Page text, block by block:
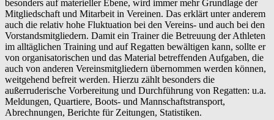
besonders auf materieller Ebene, wird immer mehr Grundlage der
Mitgliedschaft und Mitarbeit in Vereinen. Das erklärt unter anderem
auch die relativ hohe Fluktuation bei den Vereins- und auch bei den
Vorstandsmitgliedern. Damit ein Trainer die Betreuung der Athleten
im alltäglichen Training und auf Regatten bewältigen kann, sollte er
von organisatorischen und das Material betreffenden Aufgaben, die
auch von anderen Vereinsmitgliedern übernommen werden können,
weitgehend befreit werden. Hierzu zählt besonders die
außerruderische Vorbereitung und Durchführung von Regatten: u.a.
Meldungen, Quartiere, Boots- und Mannschaftstransport,
Abrechnungen, Berichte für Zeitungen, Statistiken.